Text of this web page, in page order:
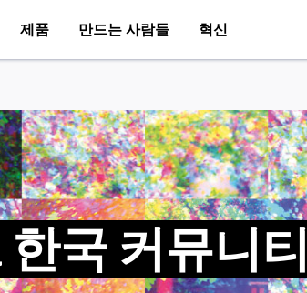
제품 만드는 사람들 혁신
국 커뮤니티